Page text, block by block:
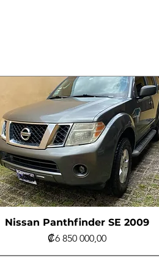
Nissan Panthfinder SE 2009
Precio
₡6 850 000,00